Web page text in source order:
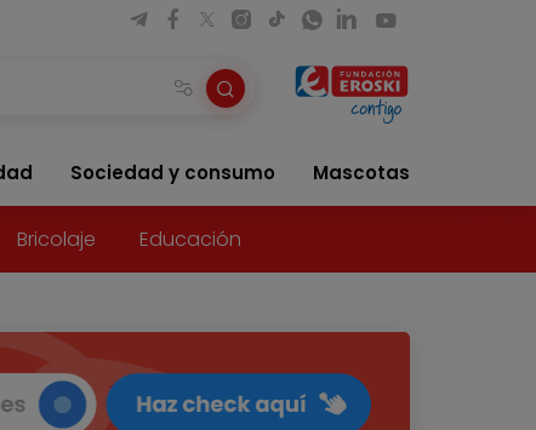
Sociedad y consumo Mascotas
Bricolaje Educación